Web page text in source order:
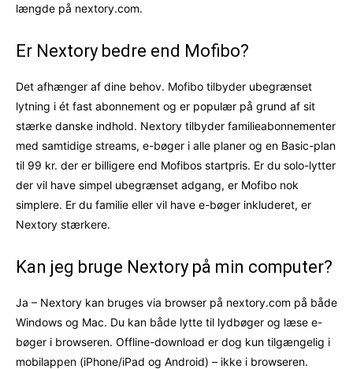
længde på nextory.com.
Er Nextory bedre end Mofibo?
Det afhænger af dine behov. Mofibo tilbyder ubegrænset
lytning i ét fast abonnement og er populær på grund af sit
stærke danske indhold. Nextory tilbyder familieabonnementer
med samtidige streams, e-bøger i alle planer og en Basic-plan
til 99 kr. der er billigere end Mofibos startpris. Er du solo-lytter
der vil have simpel ubegrænset adgang, er Mofibo nok
simplere. Er du familie eller vil have e-bøger inkluderet, er
Nextory stærkere.
Kan jeg bruge Nextory på min computer?
Ja – Nextory kan bruges via browser på nextory.com på både
Windows og Mac. Du kan både lytte til lydbøger og læse e-
bøger i browseren. Offline-download er dog kun tilgængelig i
mobilappen (iPhone/iPad og Android) – ikke i browseren.